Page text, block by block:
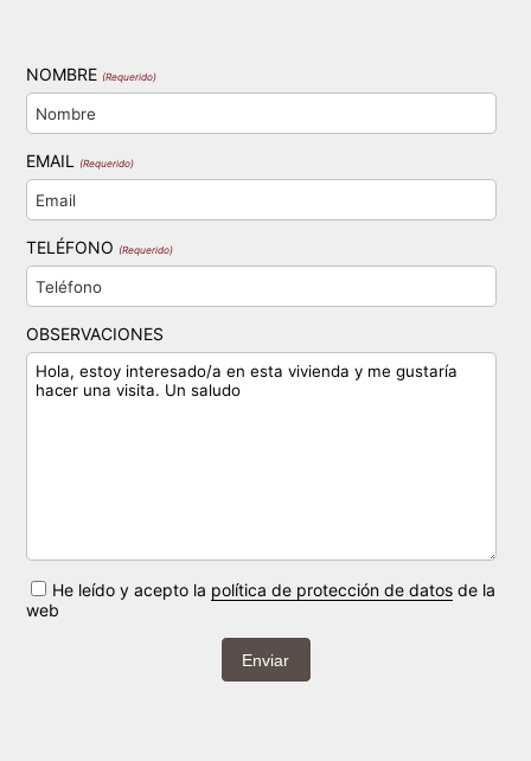
NOMBRE (Requerido)
EMAIL (Requerido)
TELÉFONO (Requerido)
OBSERVACIONES
He leído y acepto la política de protección de datosde la
web
Enviar